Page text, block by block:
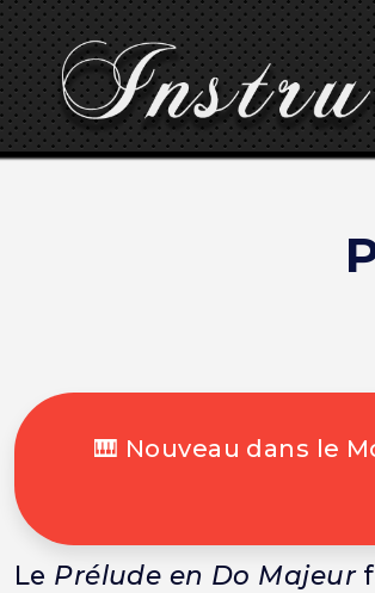
🎹 Nouveau dans le
Le Prélude en Do Majeur